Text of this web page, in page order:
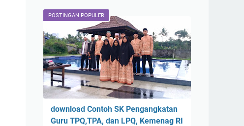
POSTINGAN POPULER
download Contoh SK Pengangkatan
Guru TPQ,TPA, dan LPQ, Kemenag RI